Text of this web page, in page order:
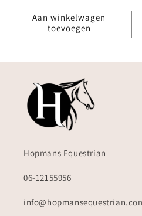
prijs
Aan winkelwagen
toevoegen
Hopmans Equestrian
06-12155956